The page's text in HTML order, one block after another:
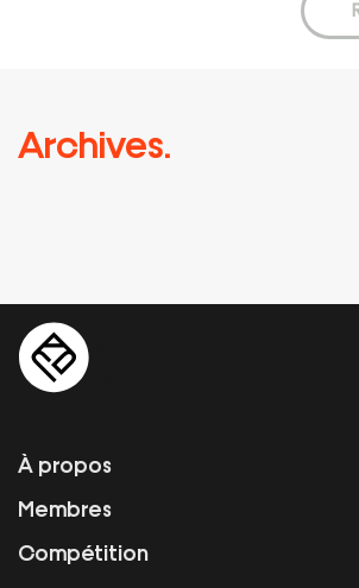
Archives.
À propos
Membres
Compétition